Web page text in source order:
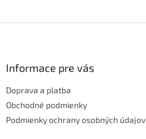
Informace pre vás
Doprava a platba
Obchodné podmienky
Podmienky ochrany osobných údajov